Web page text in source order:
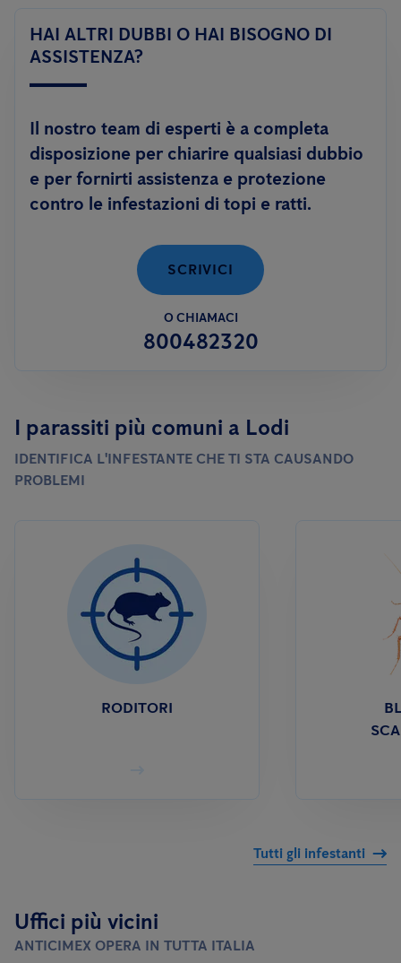
Le aziendeinvece, sono tenute a rispettare quanto previsto
dalle normative vigenti e dagli standard di certificazione
il rispetto degli standard igienico-sanitari.
soluzioni innovative, prive di sostanze tossiche, quali il sistema
Smart.
HAI ALTRI DUBBI O HAI BISOGNO DI
ASSISTENZA?
Il nostro team di esperti è a completa
disposizione per chiarire qualsiasi dubbio
e per fornirti assistenza e protezione
contro le infestazioni di topi e ratti.
SCRIVICI
O CHIAMACI
800482320
I parassiti più comuni a Lodi
IDENTIFICA L'INFESTANTE CHE TI STA CAUSANDO
PROBLEMI
RODITORI
Tutti gli infestanti
Uffici più vicini
ANTICIMEX OPERA IN TUTTA ITALIA